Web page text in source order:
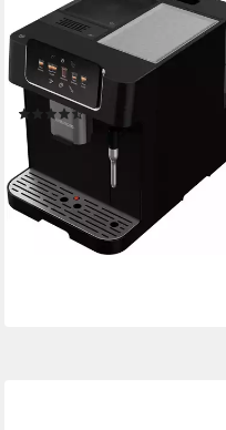
Kaffeevollautomat KVA 6230
250 g Bohnenkapazität
19 bar Pumpendruck
Touch-Bedienung Bedienung
(10)
ab 279,00 €
13,86 €
mtl. in 24 Raten
-53%
lieferbar - am nächsten Werktag
bei dir